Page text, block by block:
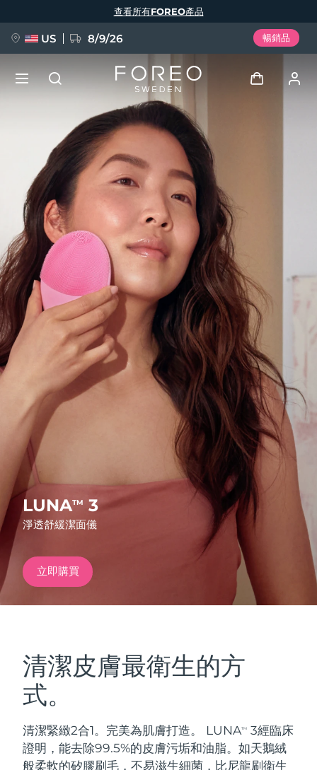
LUNATM 3
淨透舒緩潔面儀
立即購買
清潔皮膚最衛生的方
式。
清潔緊緻2合1。完美為肌膚打造。 LUNATM
3經臨床
證明，能去除99.5%的皮膚污垢和油脂。如天鵝絨
般柔軟的矽膠刷毛，不易滋生細菌，比尼龍刷衛生
查看所有FOREO產品
US 8/9/26 暢銷品
我的地址
我的訂閱
FAQ™ Pure Beauty-Tech Elixir
BREAKING NEWS
issa™ Teeth Whitening Set
FAQ™ Dual LED Panel
熱門產品
特別優惠 暢銷產品
紅光療法
LUNA™ 4 套裝
Anti-aging massage
BEAR™ 2 套裝
Microcurrent toning
English Deutsch
Español
Français
Italiano
Português
Polski
Svenska
Русский
Türkçe
简体中文 繁體中文
發貨國家
預計送達日期8/9/26
英國 預計送達日期8/8/26
西班牙 預計送達日期8/8/26
澳洲 預計送達日期 8/11/26
法國 預計送達日期
德國 預計送達日期
加拿大 預計送達日期
奧地利 預計送達日期
巴林
比利時 8/8/26
百慕達 預計送達日期8/14/26